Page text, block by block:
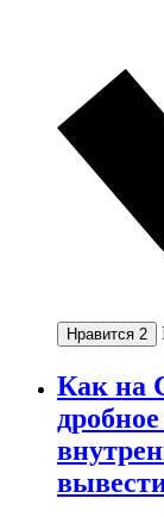
Нравится 2
Как на